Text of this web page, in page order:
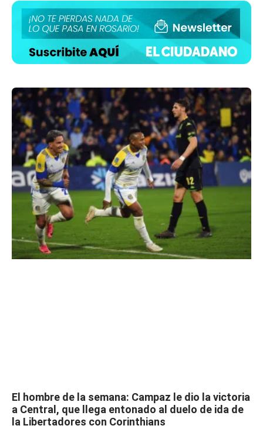
El hombre de la semana: Campaz le dio la victoria
a Central, que llega entonado al duelo de ida de
la Libertadores con Corinthians